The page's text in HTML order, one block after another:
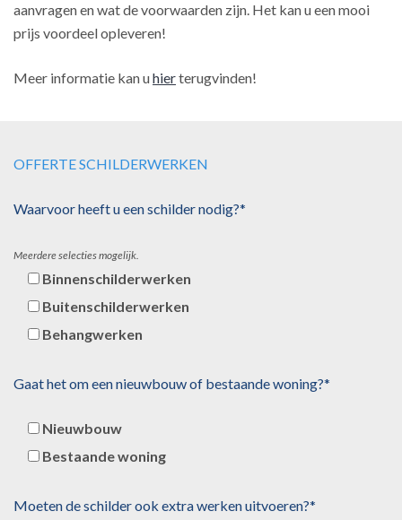
aanvragen en wat de voorwaarden zijn. Het kan u een mooi
prijs voordeel opleveren!
Meer informatie kan uhierterugvinden!
OFFERTE SCHILDERWERKEN
Waarvoor heeft u een schilder nodig?*
Meerdere selecties mogelijk.
Binnenschilderwerken
Buitenschilderwerken
Behangwerken
Gaat het om een nieuwbouw of bestaande woning?*
Nieuwbouw
Bestaande woning
Moeten de schilder ook extra werken uitvoeren?*